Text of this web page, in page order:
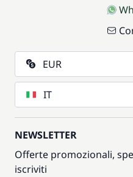
EUR
IT
NEWSLETTER
Offerte promozionali,
iscriviti